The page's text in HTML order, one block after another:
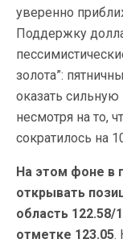
уверенно
Поддержку
золота”:
оказать
несмотря на то,
сократилось на
На этом фоне в
открывать
область 122.58/
отметке 123.05.